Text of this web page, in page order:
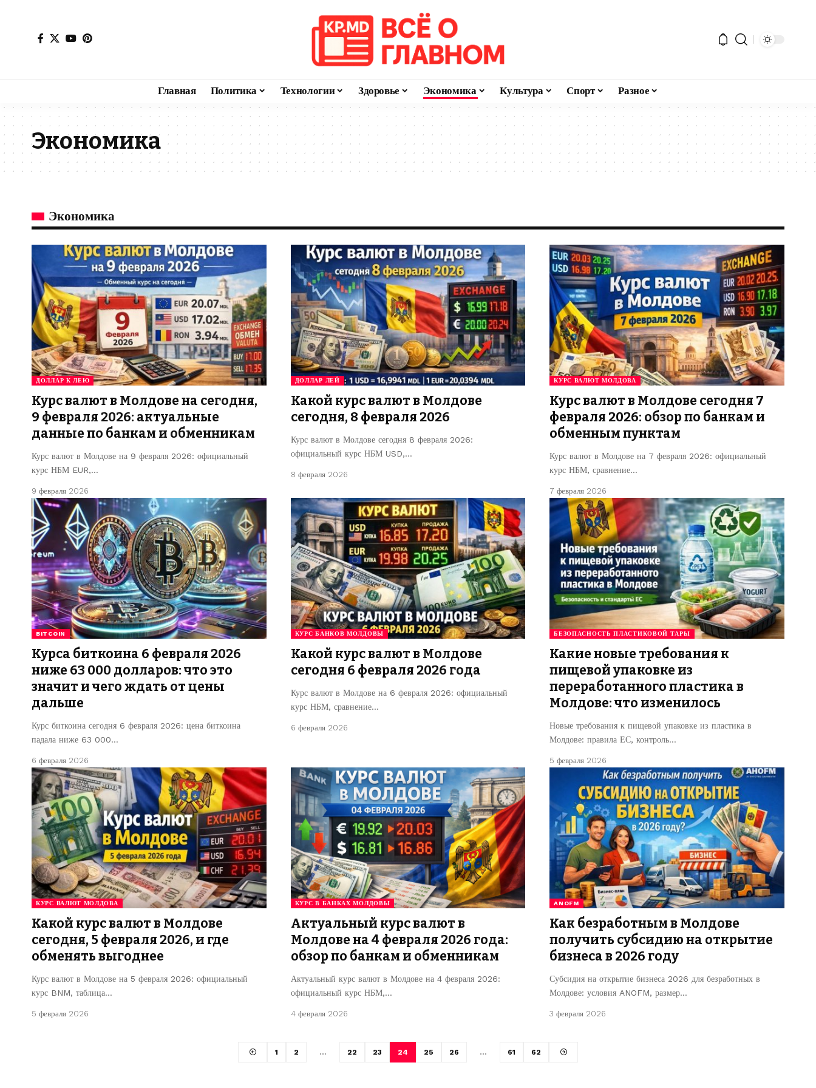
Главная Политика Технологии Здоровье Экономика Культура Спорт Разное
Экономика
Экономика
ДОЛЛАР К ЛЕЮ
Курс валют в Молдове на сегодня,
9 февраля 2026: актуальные
данные по банкам и обменникам
Курс валют в Молдове на 9 февраля 2026: официальный
курс НБМ EUR,…
9 февраля 2026
ДОЛЛАР ЛЕЙ
Какой курс валют в Молдове
сегодня, 8 февраля 2026
Курс валют в Молдове сегодня 8 февраля 2026:
официальный курс НБМ USD,…
8 февраля 2026
КУРС ВАЛЮТ МОЛДОВА
Курс валют в Молдове сегодня 7
февраля 2026: обзор по банкам и
обменным пунктам
Курс валют в Молдове на 7 февраля 2026: официальный
курс НБМ, сравнение…
7 февраля 2026
BITCOIN
Курса биткоина 6 февраля 2026
ниже 63 000 долларов: что это
значит и чего ждать от цены
дальше
Курс биткоина сегодня 6 февраля 2026: цена биткоина
падала ниже 63 000…
6 февраля 2026
КУРС БАНКОВ МОЛДОВЫ
Какой курс валют в Молдове
сегодня 6 февраля 2026 года
Курс валют в Молдове на 6 февраля 2026: официальный
курс НБМ, сравнение…
6 февраля 2026
БЕЗОПАСНОСТЬ ПЛАСТИКОВОЙ ТАРЫ
Какие новые требования к
пищевой упаковке из
переработанного пластика в
Молдове: что изменилось
Новые требования к пищевой упаковке из пластика в
Молдове: правила ЕС, контроль…
5 февраля 2026
КУРС ВАЛЮТ МОЛДОВА
Какой курс валют в Молдове
сегодня, 5 февраля 2026, и где
обменять выгоднее
Курс валют в Молдове на 5 февраля 2026: официальный
курс BNM, таблица…
5 февраля 2026
КУРС В БАНКАХ МОЛДОВЫ
Актуальный курс валют в
Молдове на 4 февраля 2026 года:
обзор по банкам и обменникам
Актуальный курс валют в Молдове на 4 февраля 2026:
официальный курс НБМ,…
4 февраля 2026
ANOFM
Как безработным в Молдове
получить субсидию на открытие
бизнеса в 2026 году
Субсидия на открытие бизнеса 2026 для безработных в
Молдове: условия ANOFM, размер…
3 февраля 2026
1 2 … 22 23 24 25 26 … 61 62